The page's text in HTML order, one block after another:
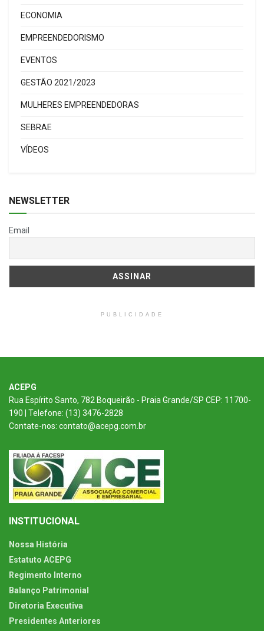
ECONOMIA
EMPREENDEDORISMO
EVENTOS
GESTÃO 2021/2023
MULHERES EMPREENDEDORAS
SEBRAE
VÍDEOS
NEWSLETTER
Email
PUBLICIDADE
ACEPG
Rua Espírito Santo, 782 Boqueirão - Praia Grande/SP CEP: 11700-
190 | Telefone: (13) 3476-2828
Contate-nos: contato@acepg.com.br
INSTITUCIONAL
Nossa História
Estatuto ACEPG
Regimento Interno
Balanço Patrimonial
Diretoria Executiva
Presidentes Anteriores